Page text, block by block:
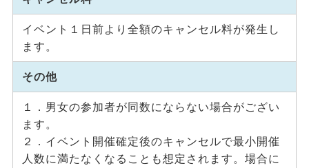
イベント１日前より全額のキャンセル料が発生し
ます。
その他
１．男女の参加者が同数にならない場合がござい
ます。
２．イベント開催確定後のキャンセルで最小開催
人数に満たなくなることも想定されます。場合に